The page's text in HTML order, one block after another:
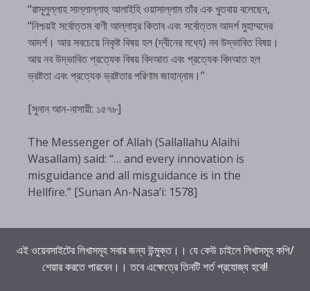
“রাসূলুল্লাহ সাল্লাল্লাহু আলাইহি ওয়াসাল্লাম তাঁর এক খুতবায় বলেছেন,
“নিশ্চয়ই সর্বোত্তম বাণী আল্লাহ্‌র কিতাব এবং সর্বোত্তম আদর্শ মুহাম্মদের
আদর্শ। আর সবচেয়ে নিকৃষ্ট বিষয় হল (দ্বীনের মধ্যে) নব উদ্ভাবিত বিষয়।
আর নব উদ্ভাবিত প্রত্যেক বিষয় বিদআত এবং প্রত্যেক বিদআত হল
ভ্রষ্টতা এবং প্রত্যেক ভ্রষ্টতার পরিণাম জাহান্নাম।”
[সুনান আন-নাসায়ী: ১৫৭৮]
The Messenger of Allah (Sallallahu Alaihi
Wasallam) said: “… and every innovation is
misguidance and all misguidance is in the
Hellfire.” [Sunan An-Nasa’i: 1578]
এই ওয়েবসাইটের লিখাসমূহ সবার জন্য উন্মুক্ত।। যে কেউ চাইলে লিখাসমূহ কপি/
শেয়ার করতে পারবেন।। তবে এক্ষেত্রে তিনটি শর্ত প্রযোজ্য হবে!!